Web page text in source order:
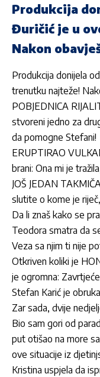
Produkcija
Đuričić je u
Nakon
Produkcija donijela
trenutku najteže!
POBJEDNICA
stvoreni jedno za
da pomogne Stefani!
ERUPTIRAO
brani: Ona mi je
JOŠ JEDAN
slutite o kome je
Da li znaš kako se
Teodora smatra da
Veza sa njim ti nije
Otkriven koliki je
je ogromna:
Stefan Karić je
Zar sada, dvije
Bio sam gori od
put otišao na more
ove situacije iz
Kristina uspjela da